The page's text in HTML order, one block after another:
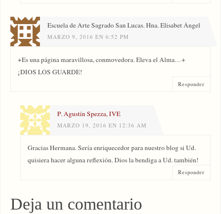
Escuela de Arte Sagrado San Lucas. Hna. Elisabet Ángel
MARZO 9, 2016 EN 6:52 PM
+Es una página maravillosa, conmovedora. Eleva el Alma…+
¡DIOS LOS GUARDE!
Responder
P. Agustín Spezza, IVE
MARZO 19, 2016 EN 12:36 AM
Gracias Hermana. Sería enriquecedor para nuestro blog si Ud.
quisiera hacer alguna reflexión. Dios la bendiga a Ud. también!
Responder
Deja un comentario